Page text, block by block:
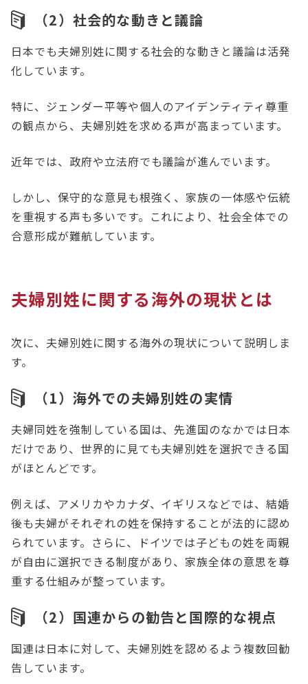
（2）社会的な動きと議論
日本でも夫婦別姓に関する社会的な動きと議論は活発
化しています。
特に、ジェンダー平等や個人のアイデンティティ尊重
の観点から、夫婦別姓を求める声が高まっています。
近年では、政府や立法府でも議論が進んでいます。
しかし、保守的な意見も根強く、家族の一体感や伝統
を重視する声も多いです。これにより、社会全体での
合意形成が難航しています。
夫婦別姓に関する海外の現状とは
次に、夫婦別姓に関する海外の現状について説明しま
す。
（1）海外での夫婦別姓の実情
夫婦同姓を強制している国は、先進国のなかでは日本
だけであり、世界的に見ても夫婦別姓を選択できる国
がほとんどです。
例えば、アメリカやカナダ、イギリスなどでは、結婚
後も夫婦がそれぞれの姓を保持することが法的に認め
られています。さらに、ドイツでは子どもの姓を両親
が自由に選択できる制度があり、家族全体の意思を尊
重する仕組みが整っています。
（2）国連からの勧告と国際的な視点
国連は日本に対して、夫婦別姓を認めるよう複数回勧
告しています。